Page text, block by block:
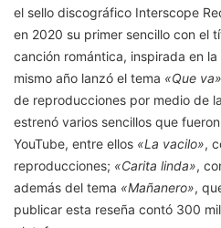
el sello discográfico Interscope
en 2020 su primer sencillo con el
canción romántica, inspirada en
mismo año lanzó el tema «Que va»
de reproducciones por medio de
estrenó varios sencillos que
YouTube, entre ellos «La vacilo»,
reproducciones; «Carita linda»,
además del tema «Mañanero»,
publicar esta reseña contó 300